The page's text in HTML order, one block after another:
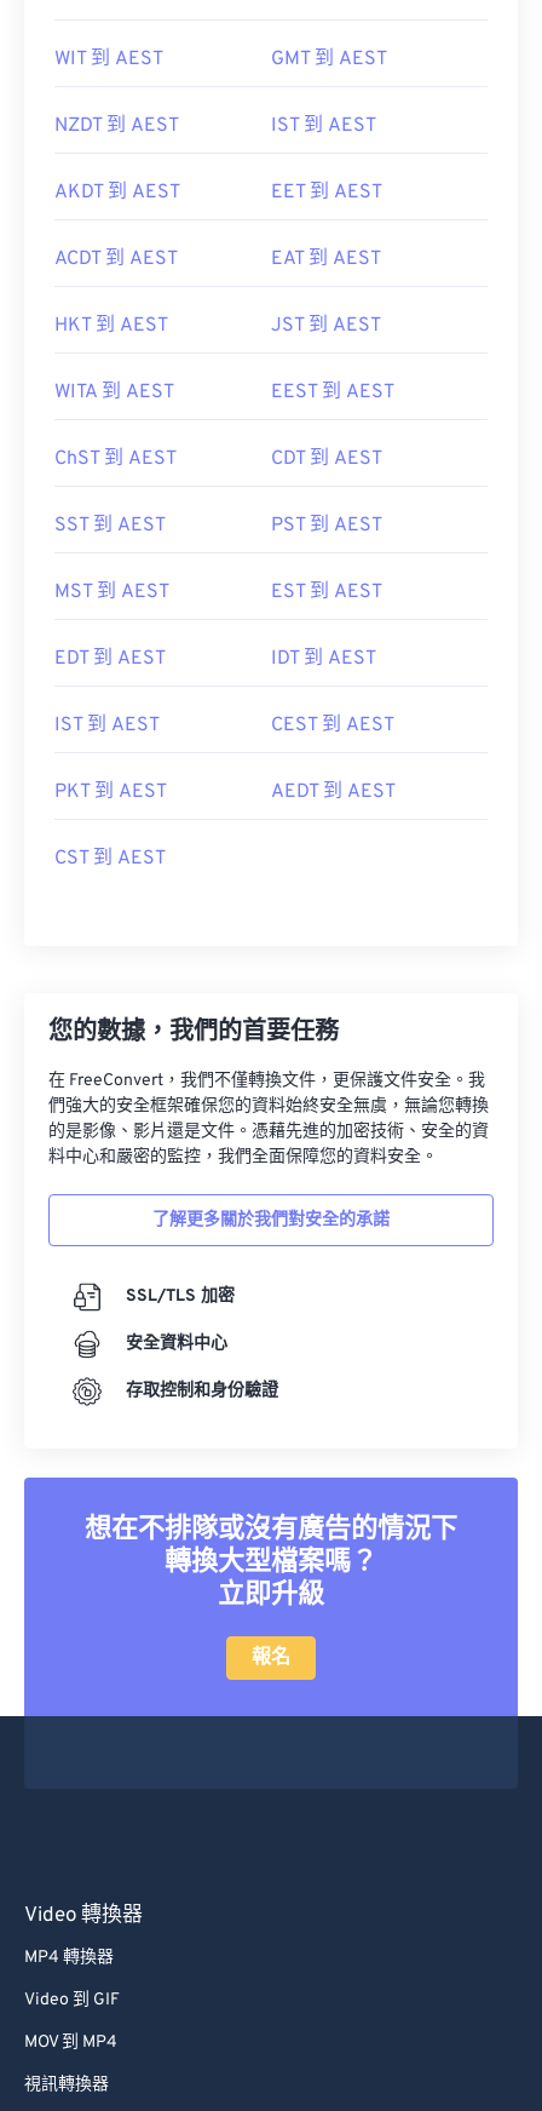
WIT 到 AEST GMT 到 AEST
NZDT 到 AEST IST 到 AEST
AKDT 到 AEST EET 到 AEST
ACDT 到 AEST EAT 到 AEST
HKT 到 AEST JST 到 AEST
WITA 到 AEST EEST 到 AEST
ChST 到 AEST CDT 到 AEST
SST 到 AEST PST 到 AEST
MST 到 AEST EST 到 AEST
EDT 到 AEST IDT 到 AEST
IST 到 AEST CEST 到 AEST
PKT 到 AEST AEDT 到 AEST
CST 到 AEST
您的數據，我們的首要任務
在 FreeConvert，我們不僅轉換文件，更保護文件安全。我
們強大的安全框架確保您的資料始終安全無虞，無論您轉換
的是影像、影片還是文件。憑藉先進的加密技術、安全的資
料中心和嚴密的監控，我們全面保障您的資料安全。
了解更多關於我們對安全的承諾
SSL/TLS 加密
安全資料中心
存取控制和身份驗證
想在不排隊或沒有廣告的情況下
轉換大型檔案嗎？
立即升級
報名
Video 轉換器
MP4 轉換器
Video 到 GIF
MOV 到 MP4
視訊轉換器